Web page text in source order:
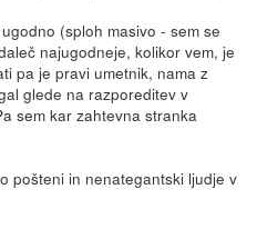
(sploh masivo - sem se
najugodneje, kolikor vem, je
pa je pravi umetnik, nama z
glede na razporeditev v
sem kar zahtevna stranka
pošteni in nenategantski ljudje v